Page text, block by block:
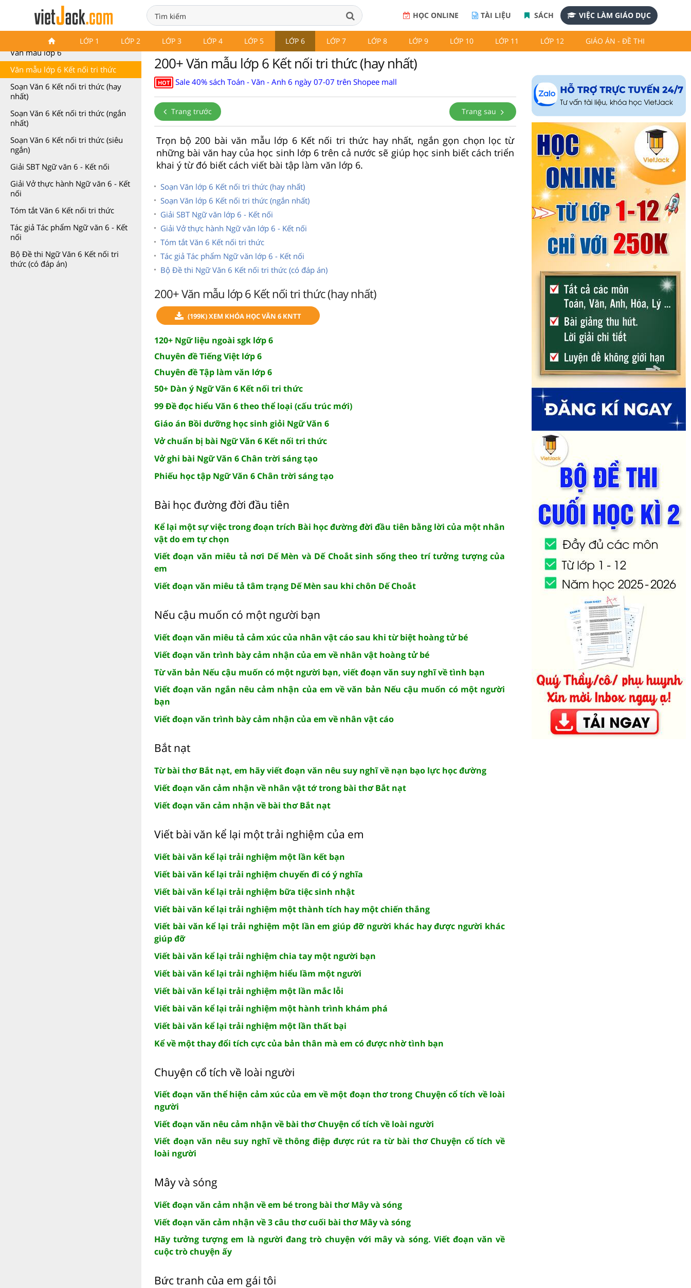
HỌC ONLINE TÀI LIỆU SÁCH VIỆC LÀM GIÁO DỤC
LỚP 1 LỚP 2 LỚP 3 LỚP 4 LỚP 5 LỚP 6 LỚP 7 LỚP 8 LỚP 9 LỚP 10 LỚP 11 LỚP 12 GIÁO ÁN - ĐỀ THI
500 bài Văn mẫu lớp 6 hay
Văn mẫu lớp 6
Văn mẫu lớp 6 Kết nối tri thức
Soạn Văn 6 Kết nối tri thức (hay
nhất)
Soạn Văn 6 Kết nối tri thức (ngắn
nhất)
Soạn Văn 6 Kết nối tri thức (siêu
ngắn)
Giải SBT Ngữ văn 6 - Kết nối
Giải Vở thực hành Ngữ văn 6 - Kết
nối
Tóm tắt Văn 6 Kết nối tri thức
Tác giả Tác phẩm Ngữ văn 6 - Kết
nối
Bộ Đề thi Ngữ Văn 6 Kết nối tri
thức (có đáp án)
200+ Văn mẫu lớp 6 Kết nối tri thức (hay nhất)
HOT Sale 40% sách Toán - Văn - Anh 6 ngày 07-07 trên Shopee mall
Trang trước Trang sau
Trọn bộ 200 bài văn mẫu lớp 6 Kết nối tri thức hay nhất, ngắn gọn chọn lọc từ
những bài văn hay của học sinh lớp 6 trên cả nước sẽ giúp học sinh biết cách triển
khai ý từ đó biết cách viết bài tập làm văn lớp 6.
Soạn Văn lớp 6 Kết nối tri thức (hay nhất)
Soạn Văn lớp 6 Kết nối tri thức (ngắn nhất)
Giải SBT Ngữ văn lớp 6 - Kết nối
Giải Vở thực hành Ngữ văn lớp 6 - Kết nối
Tóm tắt Văn 6 Kết nối tri thức
Tác giả Tác phẩm Ngữ văn lớp 6 - Kết nối
Bộ Đề thi Ngữ Văn 6 Kết nối tri thức (có đáp án)
200+ Văn mẫu lớp 6 Kết nối tri thức (hay nhất)
(199K) XEM KHÓA HỌC VĂN 6 KNTT
120+ Ngữ liệu ngoài sgk lớp 6
Chuyên đề Tiếng Việt lớp 6
Chuyên đề Tập làm văn lớp 6
50+ Dàn ý Ngữ Văn 6 Kết nối tri thức
99 Đề đọc hiểu Văn 6 theo thể loại (cấu trúc mới)
Giáo án Bồi dưỡng học sinh giỏi Ngữ Văn 6
Vở chuẩn bị bài Ngữ Văn 6 Kết nối tri thức
Vở ghi bài Ngữ Văn 6 Chân trời sáng tạo
Phiếu học tập Ngữ Văn 6 Chân trời sáng tạo
Bài học đường đời đầu tiên
Kể lại một sự việc trong đoạn trích Bài học đường đời đầu tiên bằng lời của một nhân
vật do em tự chọn
Viết đoạn văn miêu tả nơi Dế Mèn và Dế Choắt sinh sống theo trí tưởng tượng của
em
Viết đoạn văn miêu tả tâm trạng Dế Mèn sau khi chôn Dế Choắt
Nếu cậu muốn có một người bạn
Viết đoạn văn miêu tả cảm xúc của nhân vật cáo sau khi từ biệt hoàng tử bé
Viết đoạn văn trình bày cảm nhận của em về nhân vật hoàng tử bé
Từ văn bản Nếu cậu muốn có một người bạn, viết đoạn văn suy nghĩ về tình bạn
Viết đoạn văn ngắn nêu cảm nhận của em về văn bản Nếu cậu muốn có một người
bạn
Viết đoạn văn trình bày cảm nhận của em về nhân vật cáo
Bắt nạt
Từ bài thơ Bắt nạt, em hãy viết đoạn văn nêu suy nghĩ về nạn bạo lực học đường
Viết đoạn văn cảm nhận về nhân vật tớ trong bài thơ Bắt nạt
Viết đoạn văn cảm nhận về bài thơ Bắt nạt
Viết bài văn kể lại một trải nghiệm của em
Viết bài văn kể lại trải nghiệm một lần kết bạn
Viết bài văn kể lại trải nghiệm chuyến đi có ý nghĩa
Viết bài văn kể lại trải nghiệm bữa tiệc sinh nhật
Viết bài văn kể lại trải nghiệm một thành tích hay một chiến thắng
Viết bài văn kể lại trải nghiệm một lần em giúp đỡ người khác hay được người khác
giúp đỡ
Viết bài văn kể lại trải nghiệm chia tay một người bạn
Viết bài văn kể lại trải nghiệm hiểu lầm một người
Viết bài văn kể lại trải nghiệm một lần mắc lỗi
Viết bài văn kể lại trải nghiệm một hành trình khám phá
Viết bài văn kể lại trải nghiệm một lần thất bại
Kể về một thay đổi tích cực của bản thân mà em có được nhờ tình bạn
Chuyện cổ tích về loài người
Viết đoạn văn thể hiện cảm xúc của em về một đoạn thơ trong Chuyện cổ tích về loài
người
Viết đoạn văn nêu cảm nhận về bài thơ Chuyện cổ tích về loài người
Viết đoạn văn nêu suy nghĩ về thông điệp được rút ra từ bài thơ Chuyện cổ tích về
loài người
Mây và sóng
Viết đoạn văn cảm nhận về em bé trong bài thơ Mây và sóng
Viết đoạn văn cảm nhận về 3 câu thơ cuối bài thơ Mây và sóng
Hãy tưởng tượng em là người đang trò chuyện với mây và sóng. Viết đoạn văn về
cuộc trò chuyện ấy
Bức tranh của em gái tôi